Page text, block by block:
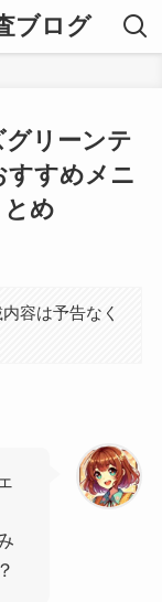
ブログ
グリーンテ
すすめメニ
め
容は予告なく